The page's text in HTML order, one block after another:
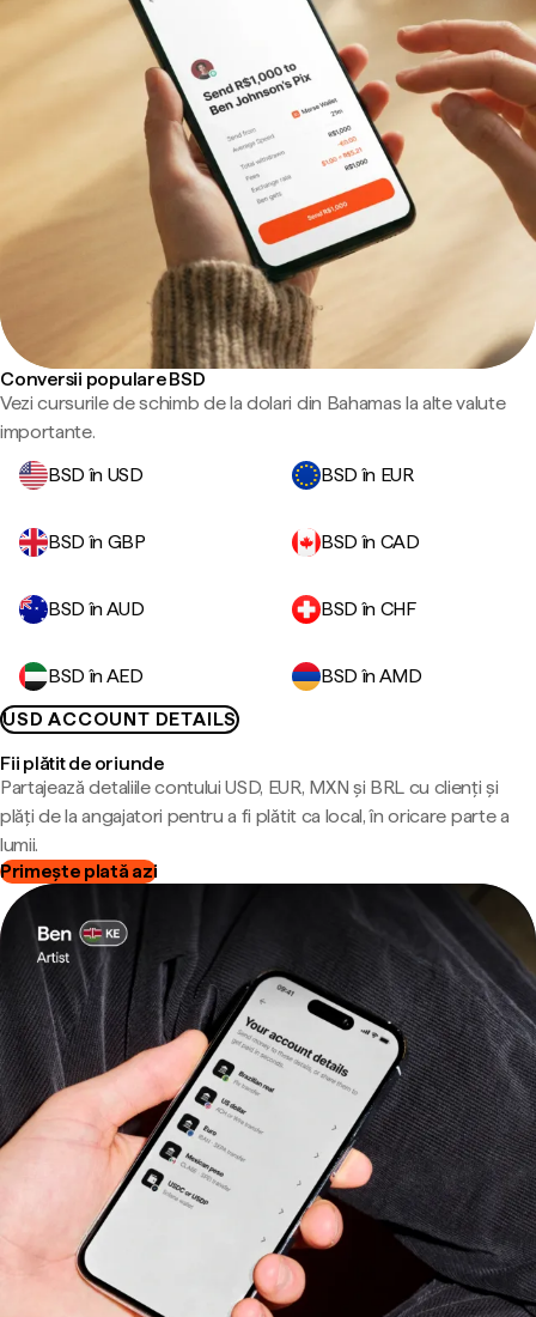
Conversii populare BSD
Vezi cursurile de schimb de la dolari din Bahamas la alte valute
importante.
BSD în USD
BSD în EUR
BSD în GBP BSD în CAD
BSD în AUD BSD în CHF
BSD în AED
BSD în AMD
USD ACCOUNT DETAILS
Fii plătit de oriunde
Partajează detaliile contului USD, EUR, MXN și BRL cu clienți și
plăți de la angajatori pentru a fi plătit ca local, în oricare parte a
lumii.
Primește plată azi